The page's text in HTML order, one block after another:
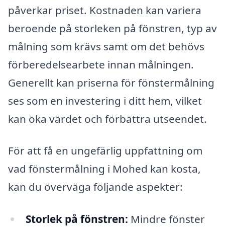
påverkar priset. Kostnaden kan variera
beroende på storleken på fönstren, typ av
målning som krävs samt om det behövs
förberedelsearbete innan målningen.
Generellt kan priserna för fönstermålning
ses som en investering i ditt hem, vilket
kan öka värdet och förbättra utseendet.
För att få en ungefärlig uppfattning om
vad fönstermålning i Mohed kan kosta,
kan du överväga följande aspekter:
Storlek på fönstren: Mindre fönster